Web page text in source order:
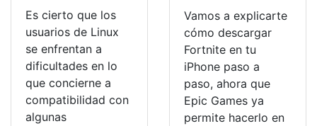
Es cierto que los
usuarios de Linux
se enfrentan a
dificultades en lo
que concierne a
compatibilidad con
algunas
Vamos a explicarte
cómo descargar
Fortnite en tu
iPhone paso a
paso, ahora que
Epic Games ya
permite hacerlo en